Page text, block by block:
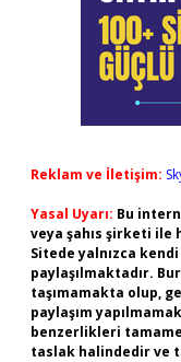
Reklam ve İletişim:
Yasal Uyarı: Bu
veya şahıs şirketi ile
Sitede yalnızca
paylaşılmaktadır.
taşımamakta olup,
paylaşım
benzerlikleri
taslak halindedir ve